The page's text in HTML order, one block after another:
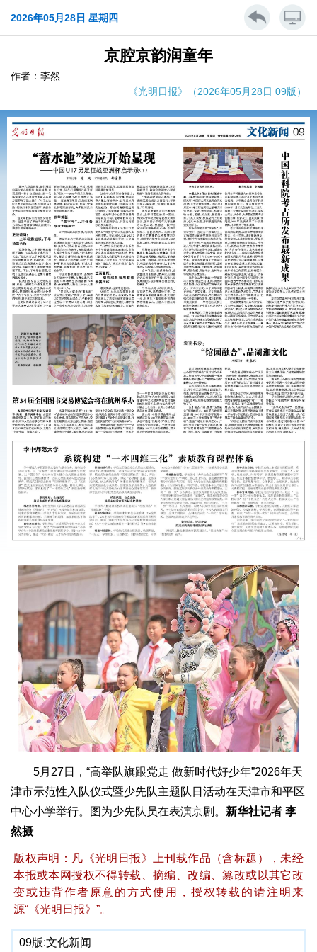
2026年05月28日 星期四
京腔京韵润童年
作者：李然
《光明日报》（2026年05月28日 09版）
5月27日，“高举队旗跟党走 做新时代好少年”2026年天
津市示范性入队仪式暨少先队主题队日活动在天津市和平区
中心小学举行。图为少先队员在表演京剧。 新华社记者 李
然摄
版权声明：凡《光明日报》上刊载作品（含标题），未经
本报或本网授权不得转载、摘编、改编、篡改或以其它改
变或违背作者原意的方式使用，授权转载的请注明来
源“《光明日报》”。
09版:文化新闻